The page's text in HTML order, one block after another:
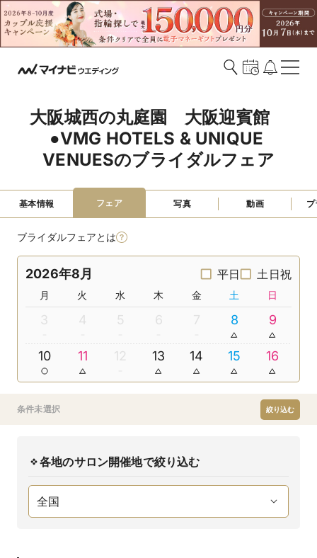
大阪城西の丸庭園　大阪迎賓館
●VMG HOTELS & UNIQUE
VENUESのブライダルフェア
基本情報 フェア 写真 動画
ブライダルフェアとは
2026年8月 平日 土日祝
月 火 水 木 金 土 日
3 4 5 6 7 8 9
10 11 12 13 14 15 16
条件未選択 絞り込む
各地のサロン開催地で絞り込む